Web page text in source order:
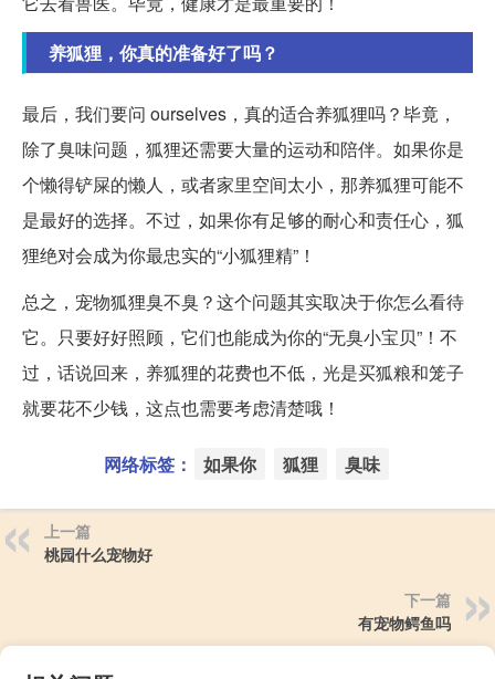
养狐狸，你真的准备好了吗？
最后，我们要问 ourselves，真的适合养狐狸吗？毕竟，
除了臭味问题，狐狸还需要大量的运动和陪伴。如果你是
个懒得铲屎的懒人，或者家里空间太小，那养狐狸可能不
是最好的选择。不过，如果你有足够的耐心和责任心，狐
狸绝对会成为你最忠实的“小狐狸精”！
总之，宠物狐狸臭不臭？这个问题其实取决于你怎么看待
它。只要好好照顾，它们也能成为你的“无臭小宝贝”！不
过，话说回来，养狐狸的花费也不低，光是买狐粮和笼子
就要花不少钱，这点也需要考虑清楚哦！
网络标签： 如果你 狐狸 臭味
上一篇
桃园什么宠物好
下一篇
有宠物鳄鱼吗